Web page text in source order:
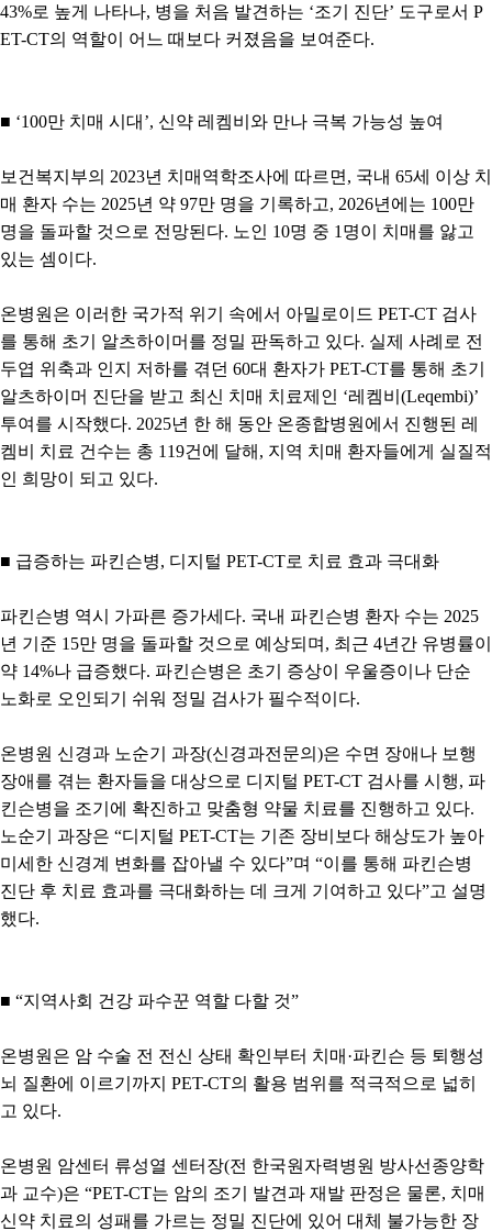
43%로 높게 나타나, 병을 처음 발견하는 ‘조기 진단’ 도구로서 P
ET-CT의 역할이 어느 때보다 커졌음을 보여준다.
■ ‘100만 치매 시대 ’, 신약 레켐비와 만나 극복 가능성 높여
보건복지부의 2023년 치매역학조사에 따르면 , 국내 65세 이상 치
매 환자 수는 2025년 약 97만 명을 기록하고, 2026년에는 100만
명을 돌파할 것으로 전망된다. 노인 10명 중 1 명이 치매를 앓고
있는 셈이다.
온병원은 이러한 국가적 위기 속에서 아밀로이드 PET-CT 검사
를 통해 초기 알츠하이머를 정밀 판독하고 있다. 실제 사례로 전
두엽 위축과 인지 저하를 겪던 60대 환자가 PET-CT를 통해 초기
알츠하이머 진단을 받고 최신 치매 치료제인 ‘레켐비 (Leqembi)’
투여를 시작했다. 2025년 한 해 동안 온종합병원에서 진행된 레
켐비 치료 건수는 총 119건에 달해 , 지역 치매 환자들에게 실질적
인 희망이 되고 있다.
■ 급증하는 파킨슨병, 디지털 PET-CT로 치료 효과 극대화
파킨슨병 역시 가파른 증가세다. 국내 파킨슨병 환자 수는 2025
년 기준 15만 명을 돌파할 것으로 예상되며 , 최근 4년간 유병률이
약 14%나 급증했다. 파킨슨병은 초기 증상이 우울증이나 단순
노화로 오인되기 쉬워 정밀 검사가 필수적이다.
온병원 신경과 노순기 과장(신경과전문의 )은 수면 장애나 보행
장애를 겪는 환자들을 대상으로 디지털 PET-CT 검사를 시행, 파
킨슨병을 조기에 확진하고 맞춤형 약물 치료를 진행하고 있다.
노순기 과장은 “디지털 PET-CT는 기존 장비보다 해상도가 높아
미세한 신경계 변화를 잡아낼 수 있다”며 “이를 통해 파킨슨병
진단 후 치료 효과를 극대화하는 데 크게 기여하고 있다”고 설명
했다.
■ “지역사회 건강 파수꾼 역할 다할 것”
온병원은 암 수술 전 전신 상태 확인부터 치매 ·파킨슨 등 퇴행성
뇌 질환에 이르기까지 PET-CT의 활용 범위를 적극적으로 넓히
고 있다.
온병원 암센터 류성열 센터장(전 한국원자력병원 방사선종양학
과 교수)은 “PET-CT는 암의 조기 발견과 재발 판정은 물론, 치매
신약 치료의 성패를 가르는 정밀 진단에 있어 대체 불가능한 장